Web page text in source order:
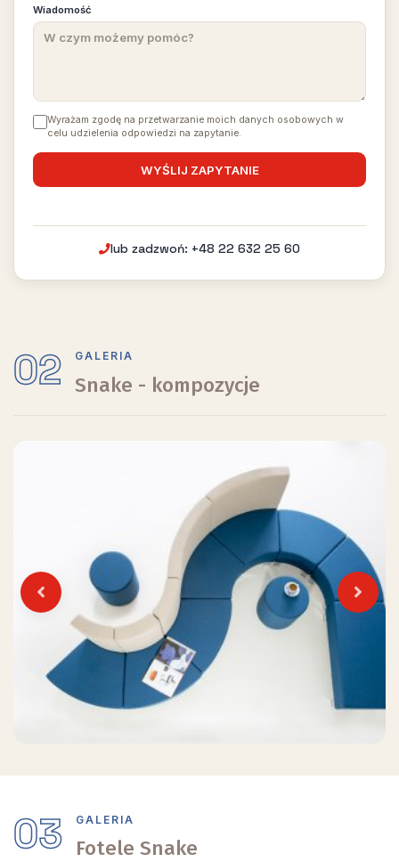
Wiadomość
Wyrażam zgodę na przetwarzanie moich danych osobowych w
celu udzielenia odpowiedzi na zapytanie.
lub zadzwoń: +48 22 632 25 60
02 GALERIA
Snake - kompozycje
Previous Next
03 GALERIA
Fotele Snake